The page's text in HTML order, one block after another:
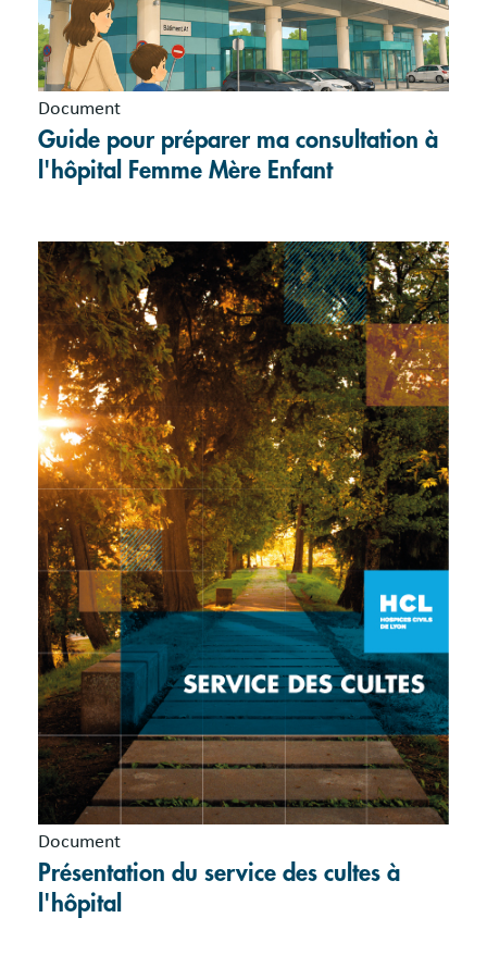
Document
Guide pour préparer ma consultation à
l'hôpital Femme Mère Enfant
Document
Présentation du service des cultes à
l'hôpital